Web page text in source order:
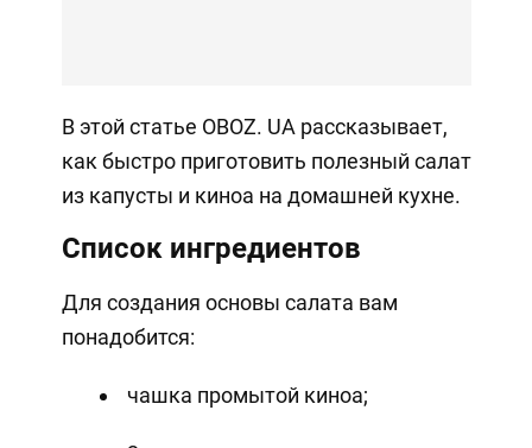
В этой статье OBOZ. UA рассказывает,
как быстро приготовить полезный салат
из капусты и киноа на домашней кухне.
Список ингредиентов
Для создания основы салата вам
понадобится:
чашка промытой киноа;